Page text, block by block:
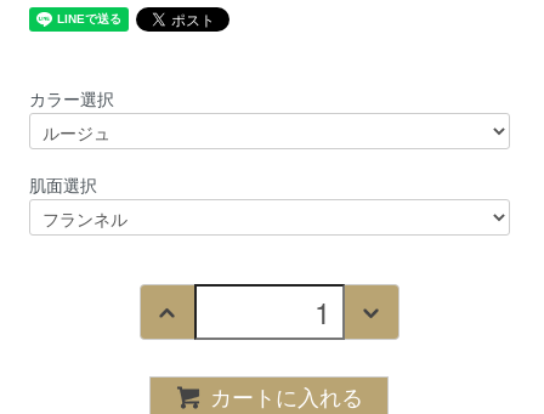
カラー選択
肌面選択
カートに入れる